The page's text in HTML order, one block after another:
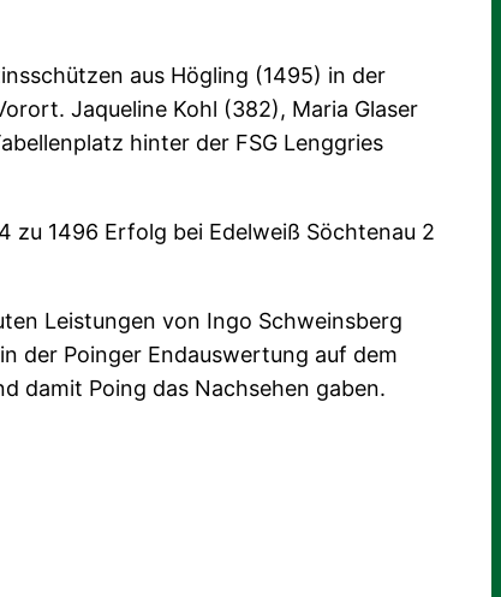
aus Högling (1495) in der
Jaqueline Kohl (382), Maria Glaser
hinter der FSG Lenggries
zu 1496 Erfolg bei Edelweiß Söchtenau 2
Leistungen von Ingo Schweinsberg
der Poinger Endauswertung auf dem
damit Poing das Nachsehen gaben.